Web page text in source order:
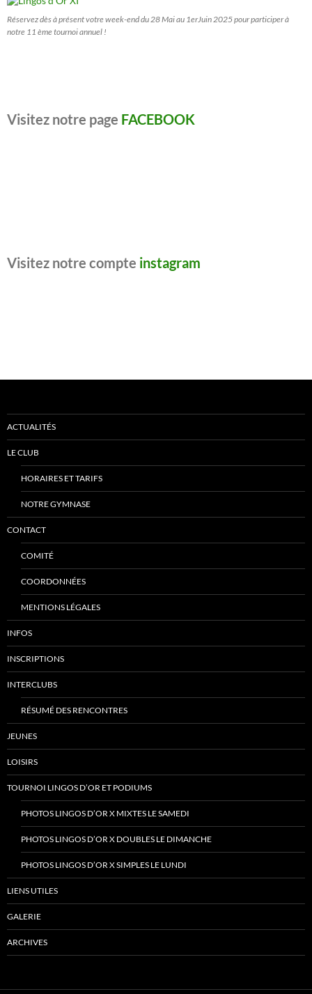
Réservez dès à présent votre week-end du 28 Mai au 1erJuin 2025 pour participer à
notre 11 ème tournoi annuel !
Visitez notre page FACEBOOK
Visitez notre compte instagram
ACTUALITÉS
LE CLUB
HORAIRES ET TARIFS
NOTRE GYMNASE
CONTACT
COMITÉ
COORDONNÉES
MENTIONS LÉGALES
INFOS
INSCRIPTIONS
INTERCLUBS
RÉSUMÉ DES RENCONTRES
JEUNES
LOISIRS
TOURNOI LINGOS D’OR ET PODIUMS
PHOTOS LINGOS D’OR X MIXTES LE SAMEDI
PHOTOS LINGOS D’OR X DOUBLES LE DIMANCHE
PHOTOS LINGOS D’OR X SIMPLES LE LUNDI
LIENS UTILES
GALERIE
ARCHIVES